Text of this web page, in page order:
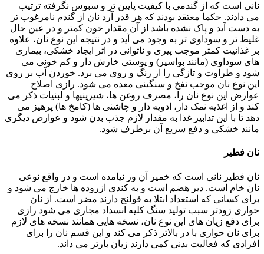
نانی است که از گندمی با کیفیت پایین تر و سبوس نگرفته ترتیب
می دادند. حکما معتقد بودند که هر قدر آرد نان از گندم نامرغوب تر
به دست آید و پاک نشده باشد از آن مقدار خون کمتر و در عین حال
غلیظ تر و سوداوی تر به وجود می آید و در نتیجه این نوع نان، علاوه
بر غذائیت کمتر موجب پیری و ناتوانی در اثر ایجاد خشکی، بیماری
های سوداوی (مانند بواسیر) و پوستی خارش دار و کم خونی می
شود و طراوت و تازگی را از رنگ و روی می برد. خوردن آب بر روی
این نوع نان موجب نفخ و سنگینی معده می شود. رازی اصلاح
عوارض این نوع نان را، مصرف روغن ها، شیرینیها و لبنیات ذکر می
کند و از اغذیه نمک دار، ادویه دار و چاشنی ها (کامخ ها) پرهیز می
دهد تا با این تدابیر غذا به مقدار لازم جذب بدن شود و عوارض دیگری
مانند خشکی و دفع سریع آن برطرف شود.
نان فطیر
نان فطیر نانی است که خمیر آن ور نیامده است و در واقع نوعی
نان خام است. دیر هضم است و به کندی ازروده ها خارج می شود و
برای کسانی که استعداد ابتلا به قولنج دارند مضر است. از نان
حواری زودتر سبب تولید سنگ کلیه انسداد مجاری می شود رازی
برای دفع زیان های این نوع نان، نسخه هایی همانند نسخه های لازم
برای نان حواری با در بالاتر ذکر می کند و این قسم نان را برای
افرادی که فعالیت بدنی کمی دارند زیان بارتر می داند.